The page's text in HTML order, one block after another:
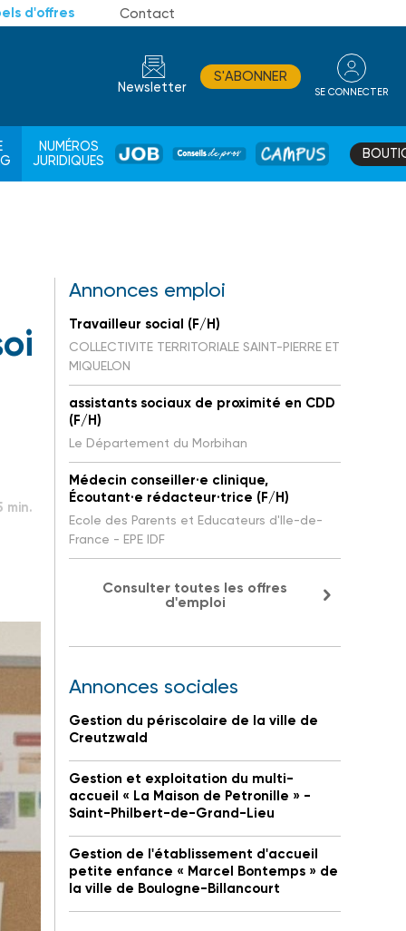
d'offres Contact
Newsletter
S'ABONNER
SE CONNECTER
NUMÉROS
JURIDIQUES
JOB
DE
CAMPUS
min.
Annonces emploi
Travailleur social (F/H)
COLLECTIVITE TERRITORIALE SAINT-PIERRE ET
MIQUELON
assistants sociaux de proximité en CDD
(F/H)
Le Département du Morbihan
Médecin conseiller·e clinique,
Écoutant·e rédacteur·trice (F/H)
Ecole des Parents et Educateurs d'Ile-de-
France - EPE IDF
Consulter toutes les offres
d'emploi
Annonces sociales
Gestion du périscolaire de la ville de
Creutzwald
Gestion et exploitation du multi-
accueil « La Maison de Petronille » -
Saint-Philbert-de-Grand-Lieu
Gestion de l'établissement d'accueil
petite enfance « Marcel Bontemps » de
la ville de Boulogne-Billancourt